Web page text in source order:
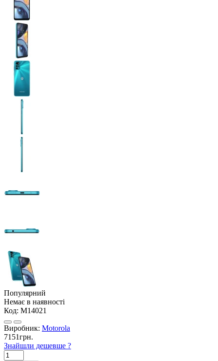
Популярний
Немає в наявності
Код: M14021
Виробник: Motorola
7151грн.
Знайшли дешевше ?